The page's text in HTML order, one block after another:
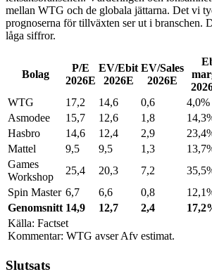
mellan WTG och de globala jättarna. Det vi
prognoserna för tillväxten ser ut i branschen.
låga siffror.
Bolag
P/E
2026E
EV/Ebit
2026E
EV/Sales
2026E
WTG
17,2 14,6 0,6 4,0%
Asmodee
15,7 12,6 1,8
Hasbro
14,6 12,4 2,9
Mattel
9,5 9,5 1,3
Games
Workshop
25,4 20,3 7,2
Spin Master 6,7 6,6 0,8
Genomsnitt 14,9 12,7 2,4
Källa: Factset
Kommentar: WTG avser Afv estimat.
Slutsats